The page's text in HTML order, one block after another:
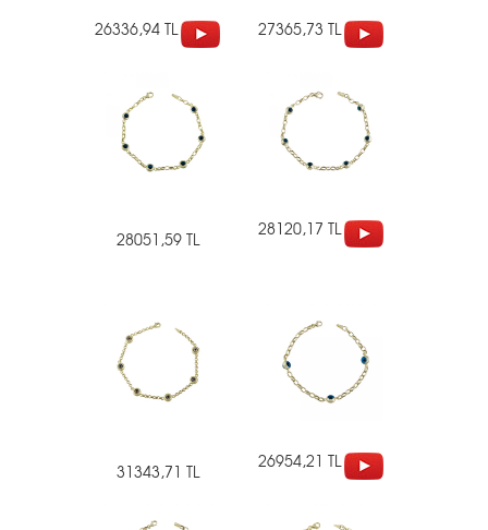
26336,94 TL 27365,73 TL
28051,59 TL 28120,17 TL
31343,71 TL 26954,21 TL